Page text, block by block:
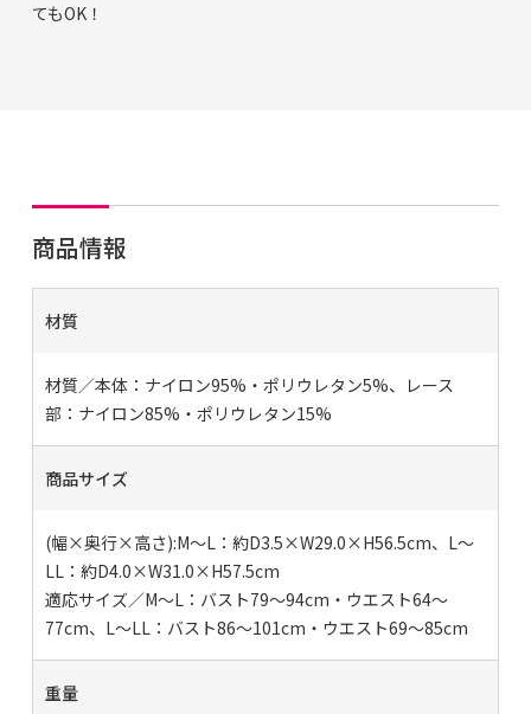
てもOK！
商品情報
材質
材質／本体：ナイロン95%・ポリウレタン5%、レース
部：ナイロン85%・ポリウレタン15%
商品サイズ
(幅×奥行×高さ):M～L：約D3.5×W29.0×H56.5cm、L～
LL：約D4.0×W31.0×H57.5cm
適応サイズ／M～L：バスト79～94cm・ウエスト64～
77cm、L～LL：バスト86～101cm・ウエスト69～85cm
重量